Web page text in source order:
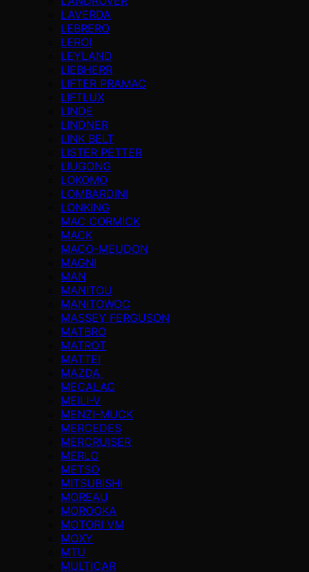
LAVERDA
LEBRERO
LEROI
LEYLAND
LIEBHERR
LIFTER PRAMAC
LIFTLUX
LINDE
LINDNER
LINK BELT
LISTER PETTER
LIUGONG
LOKOMO
LOMBARDINI
LONKING
MAC CORMICK
MACK
MACO-MEUDON
MAGNI
MAN
MANITOU
MANITOWOC
MASSEY FERGUSON
MATBRO
MATROT
MATTEI
MAZDA
MECALAC
MEILI-V
MENZI-MUCK
MERCEDES
MERCRUISER
MERLO
METSO
MITSUBISHI
MOREAU
MOROOKA
MOTORI VM
MOXY
MTU
MULTICAR